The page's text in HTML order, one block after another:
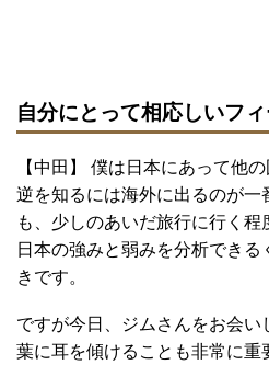
自分にとって相応しいフ
【中田】 僕は日本にあって他
逆を知るには海外に出るのが
も、少しのあいだ旅行に行く程
日本の強みと弱みを分析でき
きです。
ですが今日、ジムさんをお会
葉に耳を傾けることも非常に重